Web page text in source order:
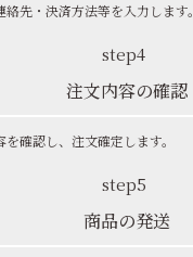
絡先・決済方法等を入力します。
step4
注文内容の確認
を確認し、注文確定します。
step5
商品の発送